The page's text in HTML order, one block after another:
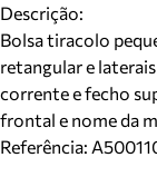
Descrição:
Bolsa tiracolo
retangular e
corrente e fecho
frontal e nome da
Referência: